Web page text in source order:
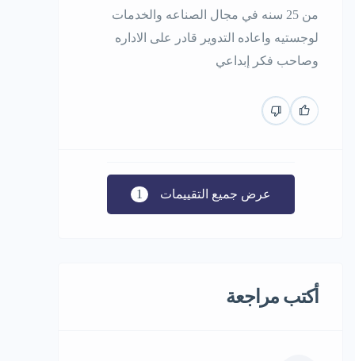
من 25 سنه في مجال الصناعه والخدمات
لوجستيه واعاده التدوير قادر على الاداره
وصاحب فكر إبداعي
عرض جميع التقييمات 1
أكتب مراجعة